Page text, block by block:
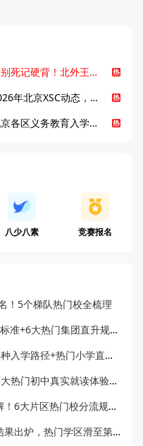
告别死记硬背！北外王牌精读词汇课，帮孩子突破英语词汇难关
2026年北京XSC动态，持续更新中ing...
北京各区义务教育入学咨询电话汇总，25年小升初家长提前收藏
八少八素 竞赛报名
！5个梯队热门校全梳理
海淀小升初集团校择校指南：3个标准+6大热门集团直升规则全解析
北师大实验中学小升初全解析：3种入学路径+热门小学直升比例
十一龙樾 vs 人大附分校：海淀两大热门初中真实就读体验对比
2022-2026西城小学转学数据全解！6大片区热门校分流规律汇总
东城转学暴雷！25-26 寒假调剂结果出炉，热门学区滑至第三梯队